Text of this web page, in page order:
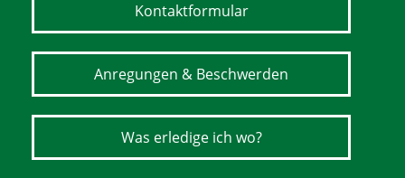
Kontaktformular
Anregungen & Beschwerden
Was erledige ich wo?